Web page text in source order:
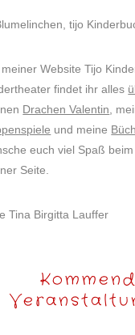
Website Tijo
findet ihr alles
Drachen Valentin ,
und meine
euch viel Spaß
Seite.
Tina Birgitta Lauffer